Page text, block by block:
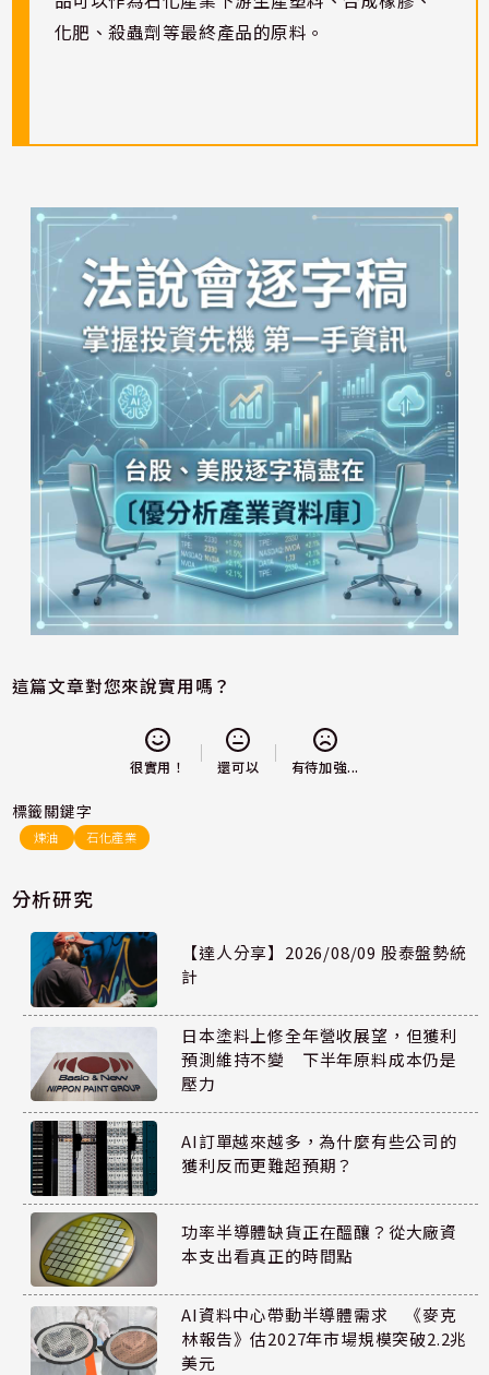
化肥、殺蟲劑等最終產品的原料。
這篇文章對您來說實用嗎？
很實用！ 還可以 有待加強...
標籤關鍵字
煉油 石化產業
分析研究
【達人分享】2026/08/09 股泰盤勢統
計
日本塗料上修全年營收展望，但獲利
預測維持不變 下半年原料成本仍是
壓力
AI訂單越來越多，為什麼有些公司的
獲利反而更難超預期？
功率半導體缺貨正在醞釀？從大廠資
本支出看真正的時間點
AI資料中心帶動半導體需求 《麥克
林報告》估2027年市場規模突破2.2兆
美元